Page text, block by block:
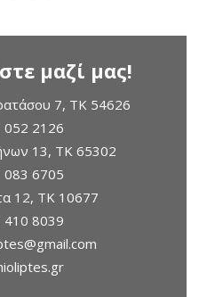
μαζί μας!
7, TK 54626
052 2126
13, ΤΚ 65302
083 6705
12, ΤΚ 10677
410 8039